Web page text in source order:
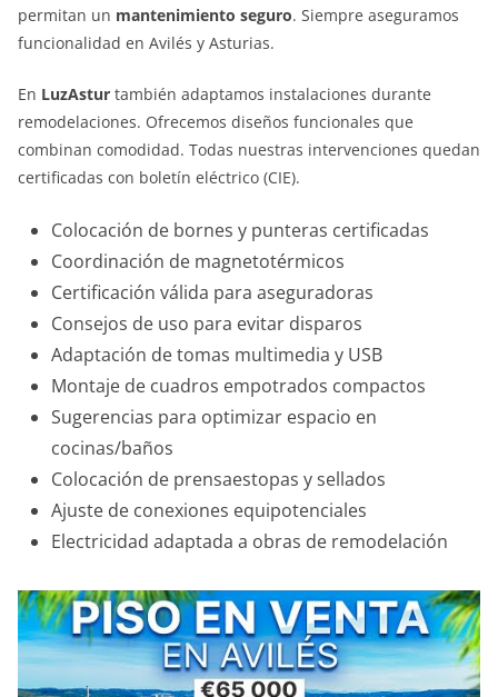
permitan un mantenimiento seguro. Siempre aseguramos
funcionalidad en Avilés y Asturias.
En LuzAstur también adaptamos instalaciones durante
remodelaciones. Ofrecemos diseños funcionales que
combinan comodidad. Todas nuestras intervenciones quedan
certificadas con boletín eléctrico (CIE).
Colocación de bornes y punteras certificadas
Coordinación de magnetotérmicos
Certificación válida para aseguradoras
Consejos de uso para evitar disparos
Adaptación de tomas multimedia y USB
Montaje de cuadros empotrados compactos
Sugerencias para optimizar espacio en
cocinas/baños
Colocación de prensaestopas y sellados
Ajuste de conexiones equipotenciales
Electricidad adaptada a obras de remodelación